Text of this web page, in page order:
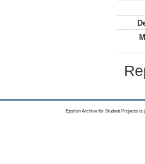
Epsilon Archive for Student Projects is